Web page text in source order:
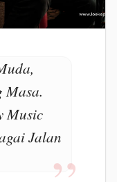
Masa.
Music
Jalan